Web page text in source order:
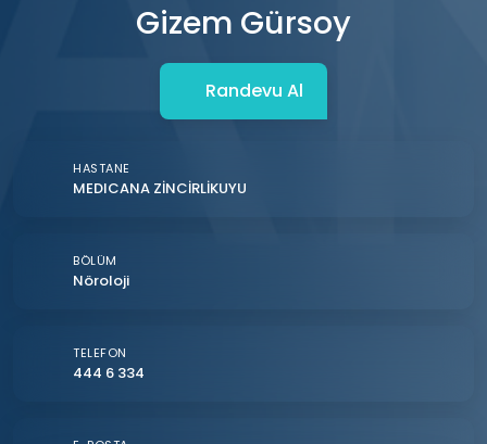
Gizem Gürsoy
Randevu Al
HASTANE
MEDICANA ZİNCİRLİKUYU
BÖLÜM
Nöroloji
TELEFON
444 6 334